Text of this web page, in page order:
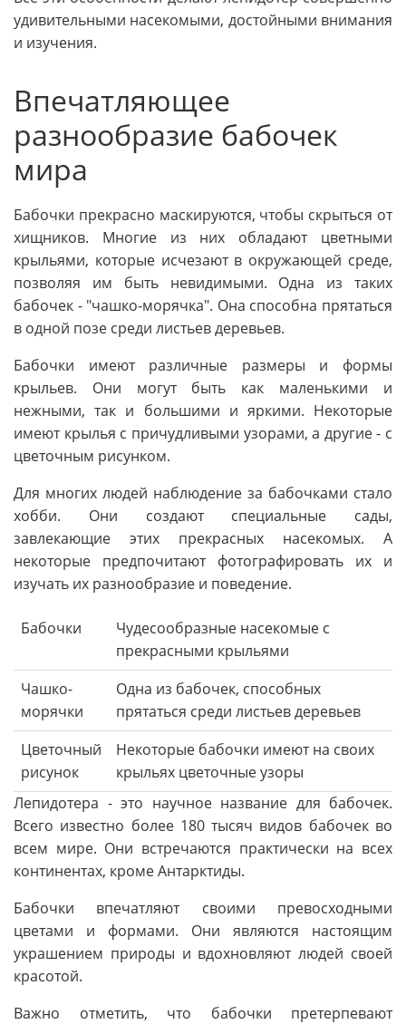
удивительными насекомыми, достойными внимания
и изучения.
Впечатляющее
разнообразие бабочек
мира
Бабочки прекрасно маскируются, чтобы скрыться от
хищников. Многие из них обладают цветными
крыльями, которые исчезают в окружающей среде,
позволяя им быть невидимыми. Одна из таких
бабочек - "чашко-морячка". Она способна прятаться
в одной позе среди листьев деревьев.
Бабочки имеют различные размеры и формы
крыльев. Они могут быть как маленькими и
нежными, так и большими и яркими. Некоторые
имеют крылья с причудливыми узорами, а другие - с
цветочным рисунком.
Для многих людей наблюдение за бабочками стало
хобби. Они создают специальные сады,
завлекающие этих прекрасных насекомых. А
некоторые предпочитают фотографировать их и
изучать их разнообразие и поведение.
Бабочки
Чудесообразные насекомые с
прекрасными крыльями
Чашко-
морячки
Одна из бабочек, способных
прятаться среди листьев деревьев
Цветочный
рисунок
Некоторые бабочки имеют на своих
крыльях цветочные узоры
Лепидотера - это научное название для бабочек.
Всего известно более 180 тысяч видов бабочек во
всем мире. Они встречаются практически на всех
континентах, кроме Антарктиды.
Бабочки впечатляют своими превосходными
цветами и формами. Они являются настоящим
украшением природы и вдохновляют людей своей
красотой.
Важно отметить, что бабочки претерпевают